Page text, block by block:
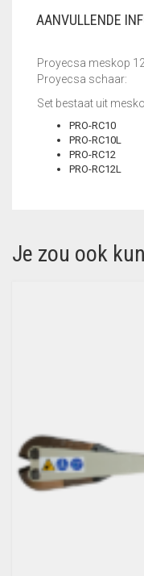
AANVULLENDE
Proyecsa meskop
Proyecsa schaar:
Set bestaat uit
PRO-RC10
PRO-RC10L
PRO-RC12
PRO-RC12L
Je zou ook